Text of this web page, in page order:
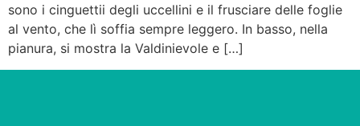
sono i cinguettii degli uccellini e il frusciare delle foglie
al vento, che lì soffia sempre leggero. In basso, nella
pianura, si mostra la Valdinievole e […]